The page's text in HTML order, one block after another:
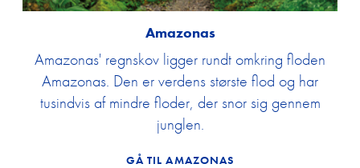
Amazonas
Amazonas' regnskov ligger rundt omkring floden
Amazonas. Den er verdens største flod og har
tusindvis af mindre floder, der snor sig gennem
junglen.
GÅ TIL AMAZONAS